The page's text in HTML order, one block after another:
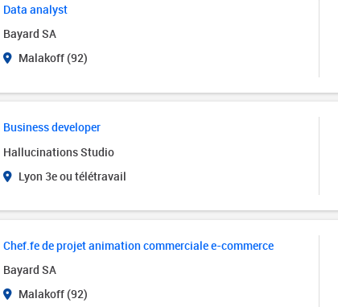
Data analyst
Bayard SA
Malakoff (92)
Business developer
Hallucinations Studio
Lyon 3e ou télétravail
Chef.fe de projet animation commerciale e-commerce
Bayard SA
Malakoff (92)